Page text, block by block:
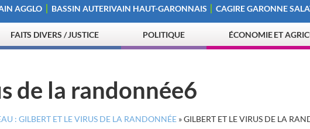
AGGLO BASSIN AUTERIVAIN HAUT-GARONNAIS CAGIRE GARONNE
FAITS DIVERS / JUSTICE POLITIQUE ÉCONOMIE ET
de la randonnée6
: GILBERT ET LE VIRUS DE LA RANDONNÉE »GILBERT ET LE VIRUS DE LA